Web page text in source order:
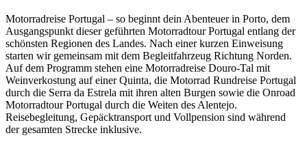
Motorradreise Portugal – so beginnt dein Abenteuer in Porto, dem
Ausgangspunkt dieser geführten Motorradtour Portugal entlang der
schönsten Regionen des Landes. Nach einer kurzen Einweisung
starten wir gemeinsam mit dem Begleitfahrzeug Richtung Norden.
Auf dem Programm stehen eine Motorradreise Douro-Tal mit
Weinverkostung auf einer Quinta, die Motorrad Rundreise Portugal
durch die Serra da Estrela mit ihren alten Burgen sowie die Onroad
Motorradtour Portugal durch die Weiten des Alentejo.
Reisebegleitung, Gepäcktransport und Vollpension sind während
der gesamten Strecke inklusive.